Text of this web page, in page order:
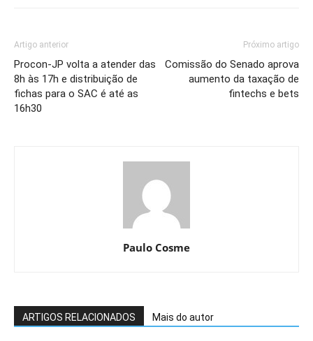
Artigo anterior
Procon-JP volta a atender das
8h às 17h e distribuição de
fichas para o SAC é até as
16h30
Próximo artigo
Comissão do Senado aprova
aumento da taxação de
fintechs e bets
Paulo Cosme
ARTIGOS RELACIONADOS Mais do autor